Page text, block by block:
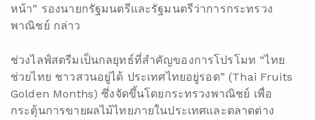
หน้า” รองนายกรัฐมนตรีและรัฐมนตรีว่าการกระทรวง
พาณิชย์ กล่าว
ช่วงไลฟ์สตรีมเป็นกลยุทธ์ที่สำคัญของการโปรโมท “ไทย
ช่วยไทย ชาวสวนอยู่ได้ ประเทศไทยอยู่รอด” (Thai Fruits
Golden Months) ซึ่งจัดขึ้นโดยกระทรวงพาณิชย์ เพื่อ
กระตุ้นการขายผลไม้ไทยภายในประเทศและตลาดต่าง